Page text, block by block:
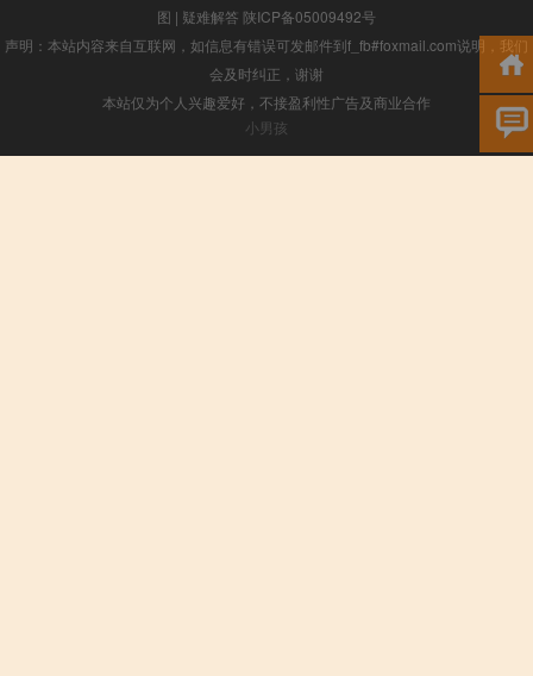
图 | 疑难解答 陕ICP备05009492号
声明：本站内容来自互联网，如信息有错误可发邮件到f_fb#foxmail.com说明，我们
会及时纠正，谢谢
本站仅为个人兴趣爱好，不接盈利性广告及商业合作
小男孩